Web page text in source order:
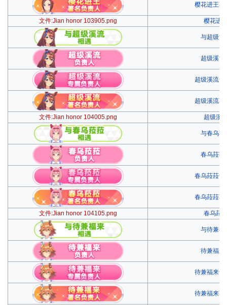
樱花进王著
文件:Jian honor 103905.png 樱花进
与超级溪
超级溪流
超级溪流专
超级溪流著
文件:Jian honor 104005.png 超级溪
与春乌菈
春乌菈菈
春乌菈菈专
春乌菈菈著
文件:Jian honor 104105.png 春乌菈
与待兼福
待兼福来
待兼福来专
待兼福来著